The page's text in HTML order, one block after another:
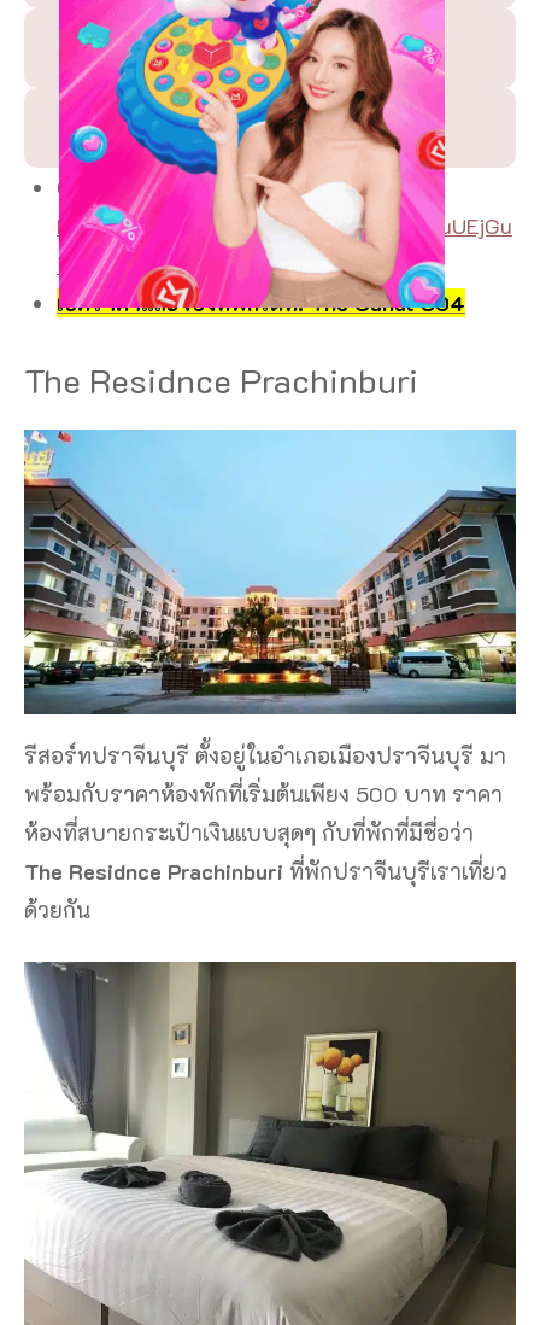
Trip.com Thailand
Klook Thailand
Google Map:
https://maps.app.goo.gl/eZH6WAcuKouUEjGu
7?g_st=ic
เช็คราคาและจองที่พักได้ที่: The Canal 304
The Residnce Prachinburi
รีสอร์ทปราจีนบุรี ตั้งอยู่ในอำเภอเมืองปราจีนบุรี มา
พร้อมกับราคาห้องพักที่เริ่มต้นเพียง 500 บาท ราคา
ห้องที่สบายกระเป๋าเงินแบบสุดๆ กับที่พักที่มีชื่อว่า
The Residnce Prachinburi ที่พักปราจีนบุรีเราเที่ยว
ด้วยกัน